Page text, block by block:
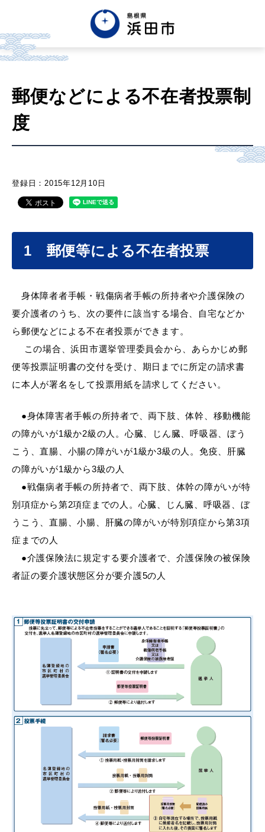
한글 Tiếng việt Tagalog
くらし・手続き・
産業・ビジネス
教育・文化・スポーツ
移住・定住（はまだぐらし）
観光・飲食
場面から探す
妊娠・出産 子育て
引っ越し・住まい 就職・退職
高齢者・介護 おくやみ
目的から探す
郵便などによる不在者投票制
度
登録日：2015年12月10日
1 郵便等による不在者投票
身体障者者手帳・戦傷病者手帳の所持者や介護保険の
要介護者のうち、次の要件に該当する場合、自宅などか
ら郵便などによる不在者投票ができます。
この場合、浜田市選挙管理委員会から、あらかじめ郵
便等投票証明書の交付を受け、期日までに所定の請求書
に本人が署名をして投票用紙を請求してください。
●身体障害者手帳の所持者で、両下肢、体幹、移動機能
の障がいが1級か2級の人。心臓、じん臓、呼吸器、ぼう
こう、直腸、小腸の障がいが1級か3級の人。免疫、肝臓
の障がいが1級から3級の人
●戦傷病者手帳の所持者で、両下肢、体幹の障がいが特
別項症から第2項症までの人。心臓、じん臓、呼吸器、ぼ
うこう、直腸、小腸、肝臓の障がいが特別項症から第3項
症までの人
●介護保険法に規定する要介護者で、介護保険の被保険
者証の要介護状態区分が要介護5の人